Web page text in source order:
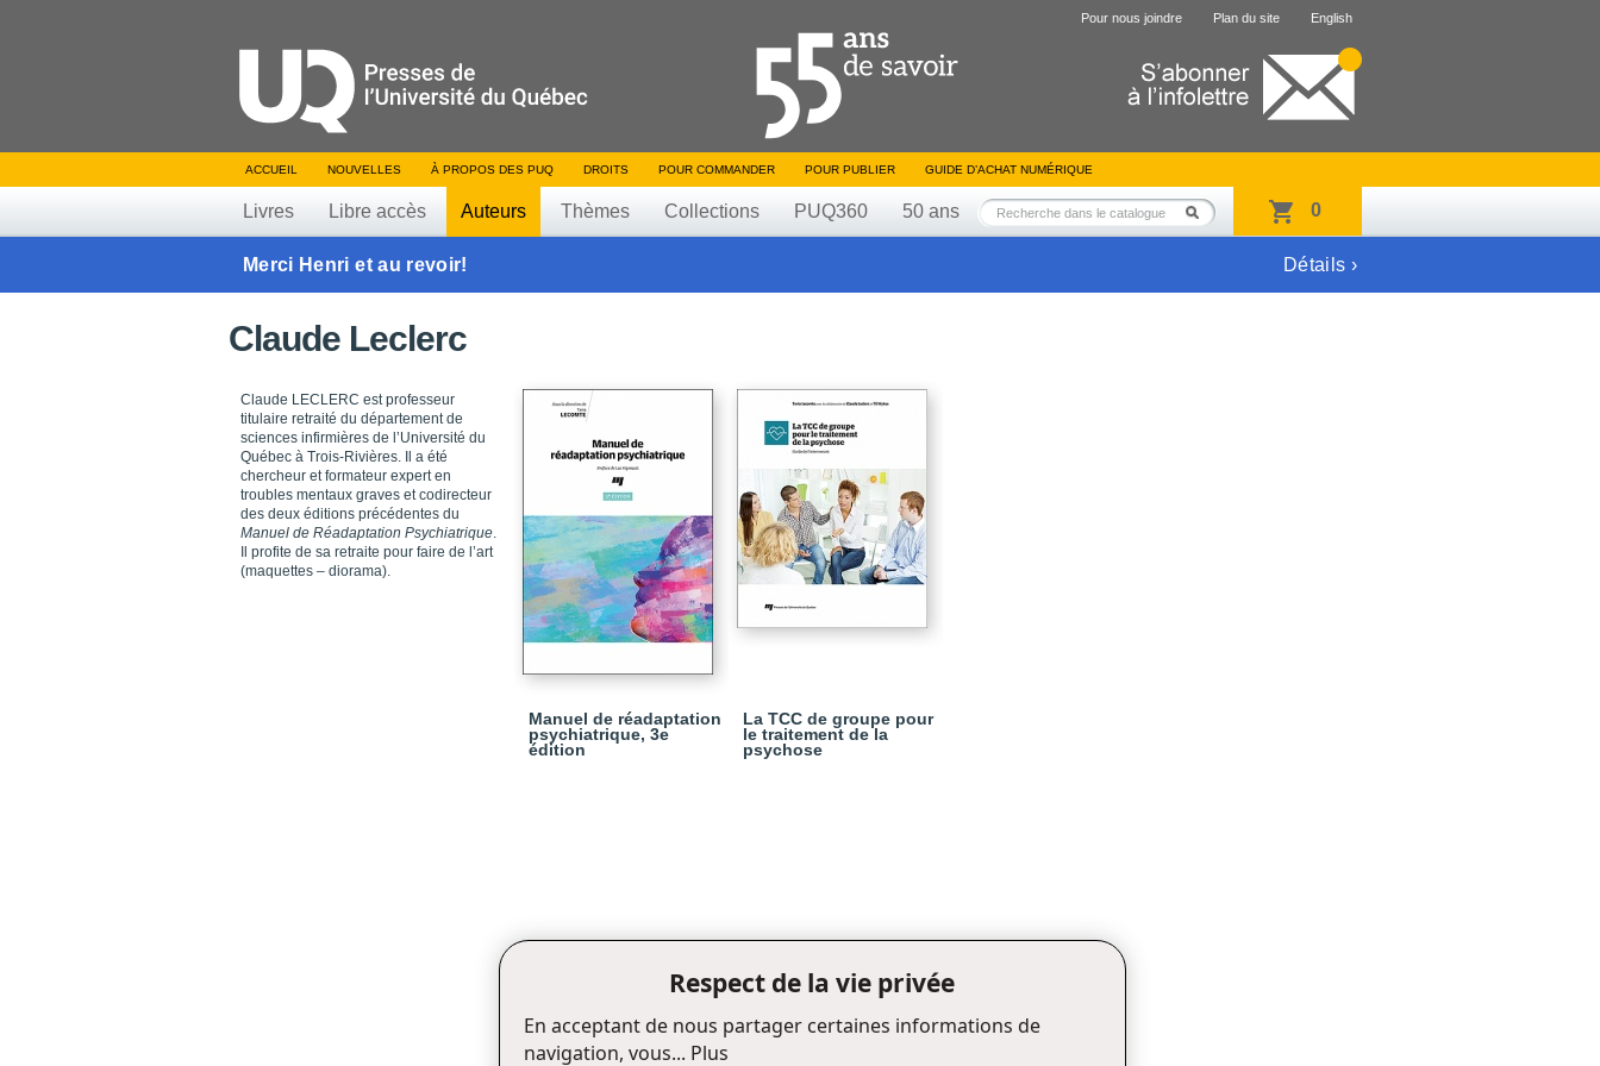
Pour nous joindre Plan du site English
ACCUEIL NOUVELLES À PROPOS DES PUQ DROITS POUR COMMANDER POUR PUBLIER GUIDE D’ACHAT NUMÉRIQUE
Livres Libre accès Auteurs Thèmes Collections PUQ360 50 ans 0
Merci Henri et au revoir! Détails ›
Claude Leclerc
Claude LECLERC est professeur
titulaire retraité du département de
sciences infirmières de l’Université du
Québec à Trois-Rivières. Il a été
chercheur et formateur expert en
troubles mentaux graves et codirecteur
des deux éditions précédentes du
Manuel de Réadaptation Psychiatrique.
Il profite de sa retraite pour faire de l’art
(maquettes – diorama).
Manuel de réadaptation
psychiatrique, 3e
édition
La TCC de groupe pour
le traitement de la
psychose
Respect de la vie privée
En acceptant de nous partager certaines informations de
navigation, vous... Plus